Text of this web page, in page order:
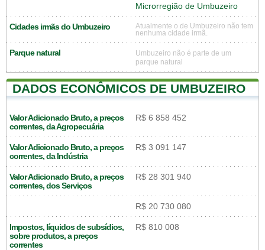
Microrregião de Umbuzeiro
Cidades irmãs do Umbuzeiro
Atualmente o de Umbuzeiro não tem
nenhuma cidade irmã.
Parque natural
Umbuzeiro não é parte de um
parque natural
DADOS ECONÔMICOS DE UMBUZEIRO
Valor Adicionado Bruto, a preços
correntes, da Agropecuária
R$ 6 858 452
Valor Adicionado Bruto, a preços
correntes, da Indústria
R$ 3 091 147
Valor Adicionado Bruto, a preços
correntes, dos Serviços
R$ 28 301 940
R$ 20 730 080
Impostos, líquidos de subsídios,
sobre produtos, a preços
correntes
R$ 810 008